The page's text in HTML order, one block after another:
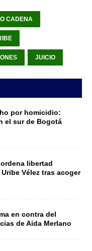
CADENA
JUICIO
por homicidio:
el sur de Bogotá
libertad
Vélez tras acoger
en contra del
de Aida Merlano